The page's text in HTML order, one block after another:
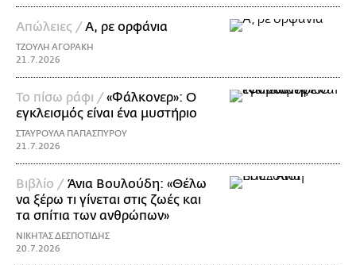
Απώλειες /Α, ρε ορφάνια
ΤΖΟΥΛΗ ΑΓΟΡΑΚΗ
21.7.2026
Το πίσω ράφι /«Φάλκονερ»: Ο
εγκλεισμός είναι ένα μυστήριο
ΣΤΑΥΡΟΥΛΑ ΠΑΠΑΣΠΥΡΟΥ
21.7.2026
Βιβλίο / Άνια Βουλούδη: «Θέλω
να ξέρω τι γίνεται στις ζωές και
τα σπίτια των ανθρώπων»
ΝΙΚΗΤΑΣ ΔΕΣΠΟΤΙΔΗΣ
20.7.2026